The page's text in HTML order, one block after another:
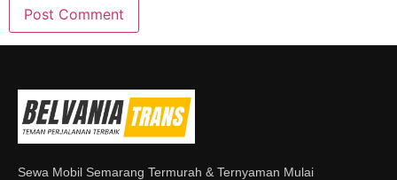
Sewa Mobil Semarang Termurah & Ternyaman Mulai